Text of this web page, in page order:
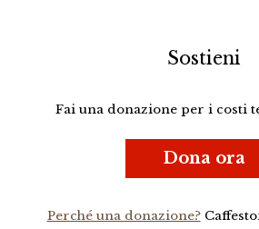
Sostieni
Fai una donazione per i costi
Dona ora
Perché una donazione?